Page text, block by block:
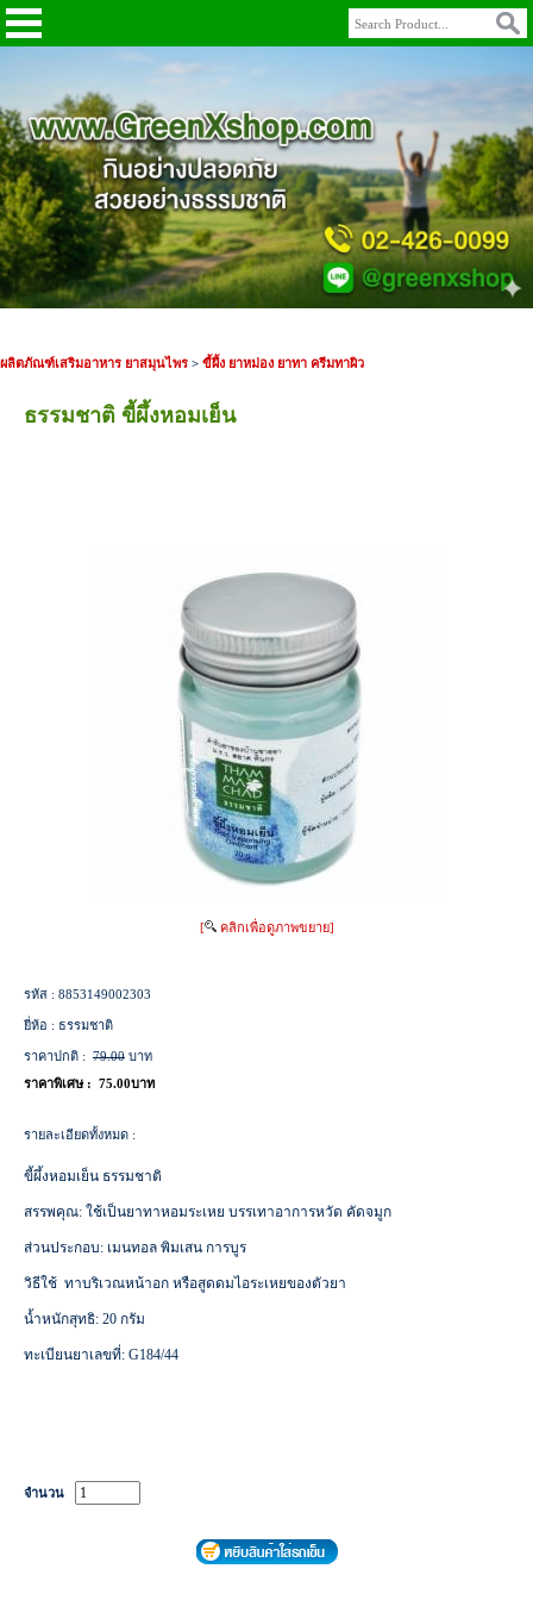
ผลิตภัณฑ์เสริมอาหาร ยาสมุนไพร > ขี้ผึ้ง ยาหม่อง ยาทา ครีมทาผิว
ธรรมชาติ ขี้ผึ้งหอมเย็น
[ คลิกเพื่อดูภาพขยาย]
รหัส : 8853149002303
ยี่ห้อ : ธรรมชาติ
ราคาปกติ : 79.00 บาท
ราคาพิเศษ : 75.00บาท
รายละเอียดทั้งหมด :
ขี้ผึ้งหอมเย็น ธรรมชาติ
สรรพคุณ: ใช้เป็นยาทาหอมระเหย บรรเทาอาการหวัด คัดจมูก
ส่วนประกอบ: เมนทอล พิมเสน การบูร
วิธีใช้ ทาบริเวณหน้าอก หรือสูดดมไอระเหยของตัวยา
น้ำหนักสุทธิ: 20 กรัม
ทะเบียนยาเลขที่: G184/44
จำนวน